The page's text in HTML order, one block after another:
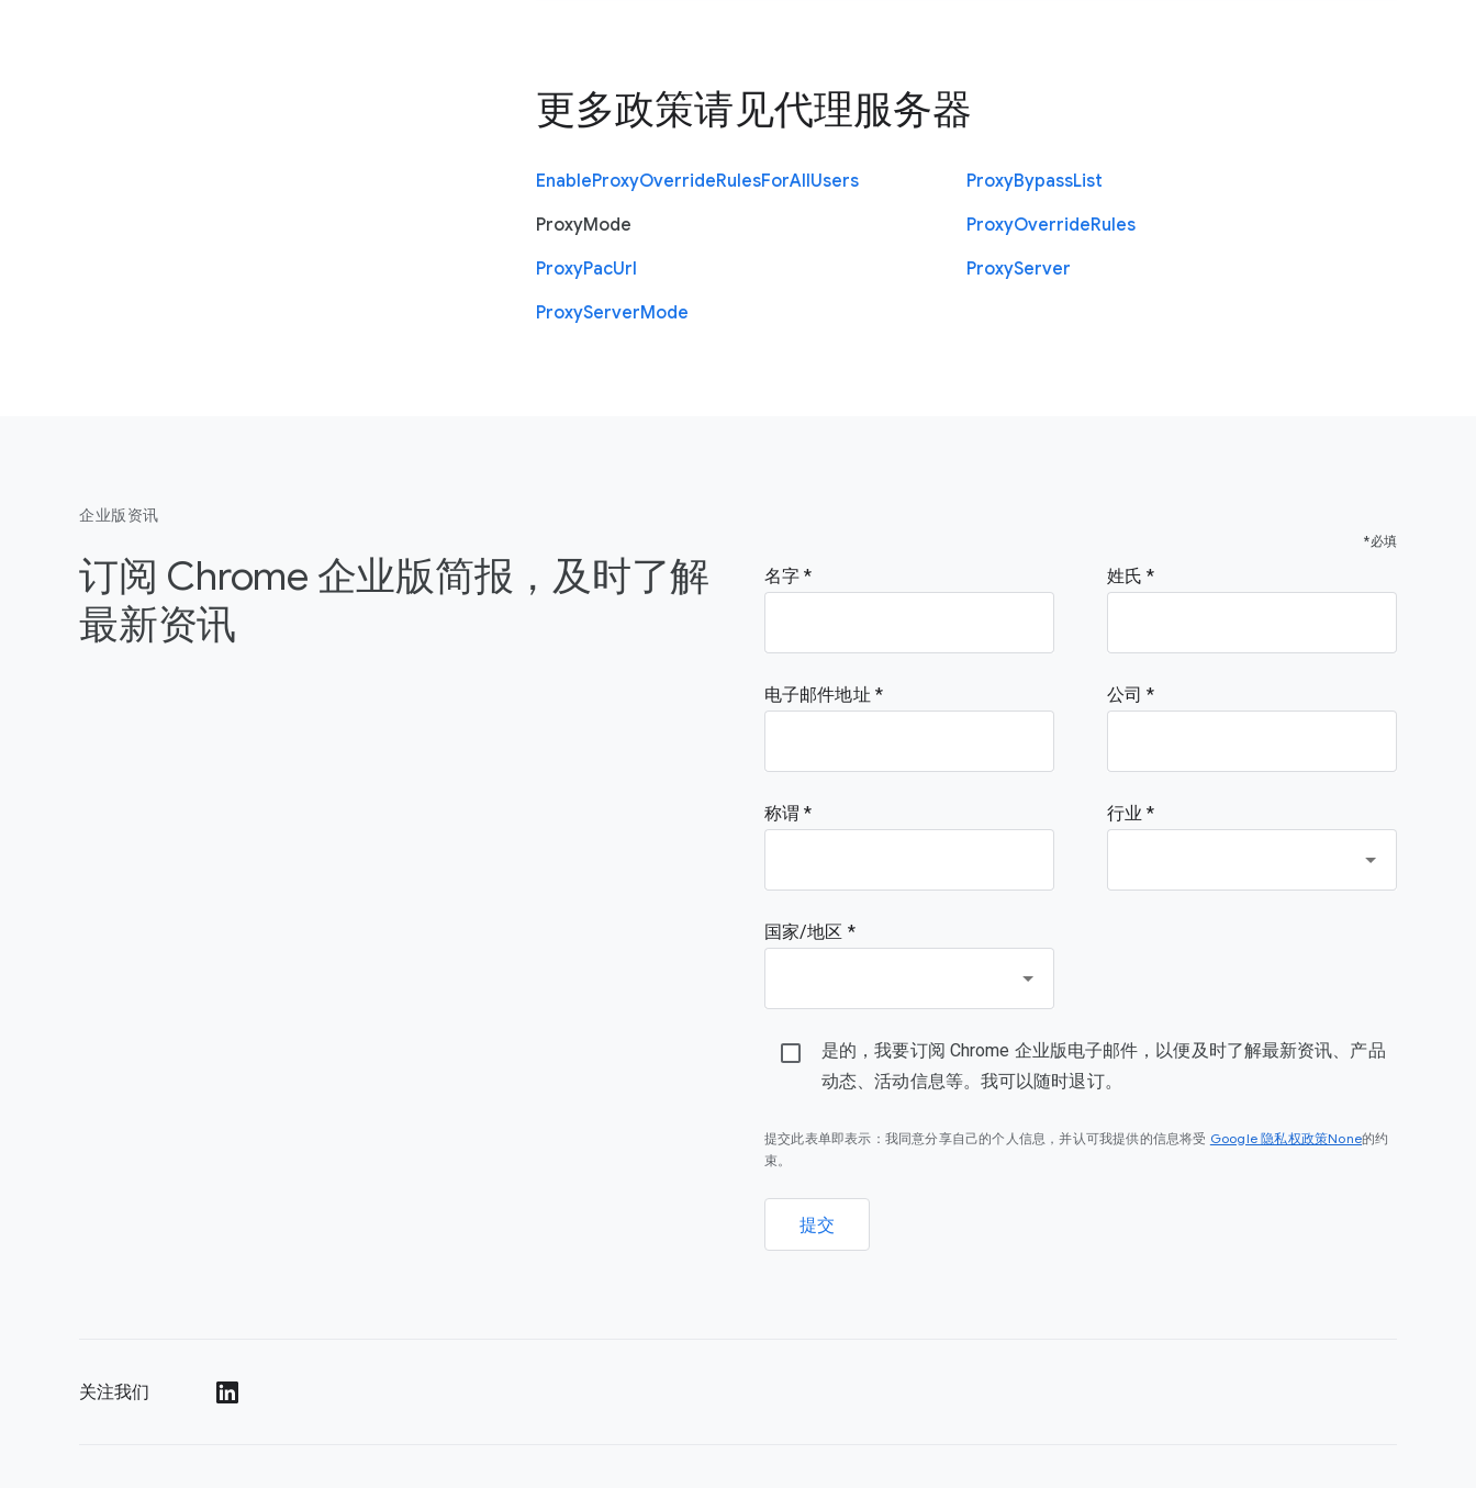
更多政策请见代理服务器
EnableProxyOverrideRulesForAllUsers ProxyBypassList
ProxyMode ProxyOverrideRules
ProxyPacUrl ProxyServer
ProxyServerMode
企业版资讯
订阅 Chrome 企业版简报，及时了解
最新资讯
*必填
名字 姓氏
电子邮件地址 公司
称谓 行业 *
国家/地区 *
是的，我要订阅 Chrome 企业版电子邮件，以便及时了解最新资讯、产品
动态、活动信息等。我可以随时退订。
提交此表单即表示：我同意分享自己的个人信息，并认可我提供的信息将受 Google 隐私权政策None的约
束。
提交
关注我们